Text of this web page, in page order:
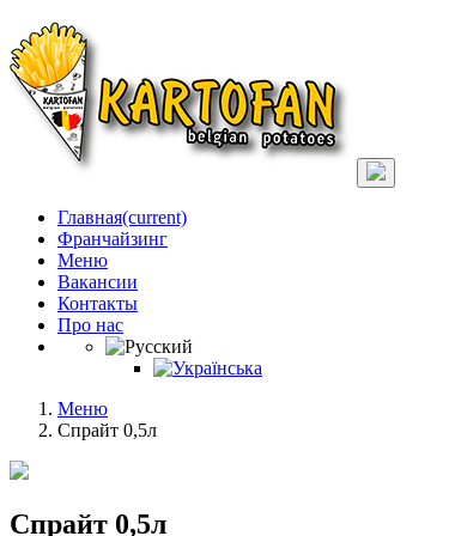
Главная(current)
Франчайзинг
Меню
Вакансии
Контакты
Про нас
Меню
Спрайт 0,5л
Спрайт 0,5л